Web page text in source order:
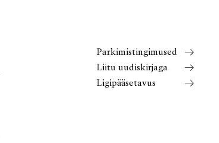
Parkimistingimused
Liitu uudiskirjaga
Ligipääsetavus